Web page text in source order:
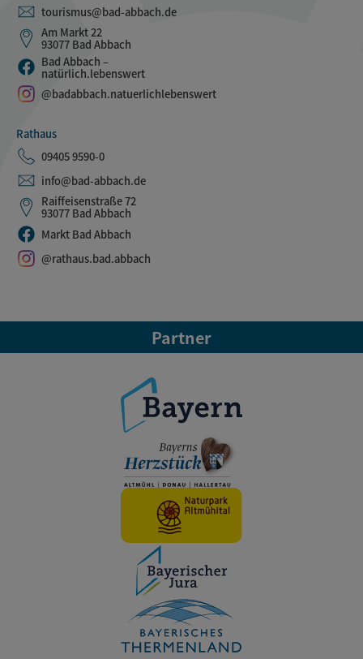
tourismus@bad-abbach.de
Am Markt 22
93077 Bad Abbach
Bad Abbach –
natürlich.lebenswert
@badabbach.natuerlichlebenswert
Rathaus
09405 9590-0
info@bad-abbach.de
Raiffeisenstraße 72
93077 Bad Abbach
Markt Bad Abbach
@rathaus.bad.abbach
Partner